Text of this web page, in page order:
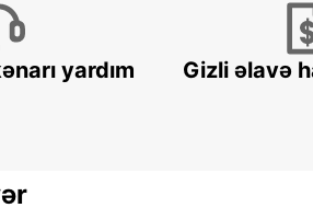
yardım Gizli əlavə